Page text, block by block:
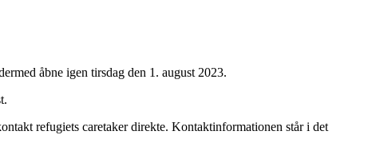
åbne igen tirsdag den 1. august 2023.
refugiets caretaker direkte. Kontaktinformationen står i det